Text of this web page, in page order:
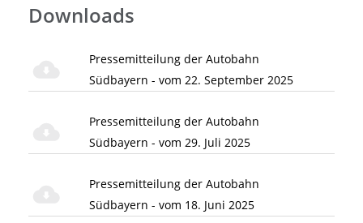
Downloads
Pressemitteilung der Autobahn
Südbayern - vom 22. September 2025
Pressemitteilung der Autobahn
Südbayern - vom 29. Juli 2025
Pressemitteilung der Autobahn
Südbayern - vom 18. Juni 2025